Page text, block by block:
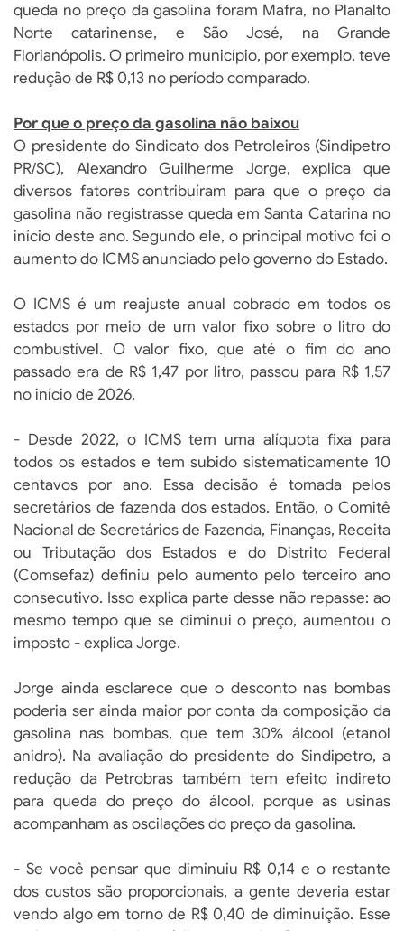
queda no preço da gasolina foram Mafra, no Planalto
Norte catarinense, e São José, na Grande
Florianópolis. O primeiro município, por exemplo, teve
redução de R$ 0,13 no período comparado.
Por que o preço da gasolina não baixou
O presidente do Sindicato dos Petroleiros (Sindipetro
PR/SC), Alexandro Guilherme Jorge, explica que
diversos fatores contribuíram para que o preço da
gasolina não registrasse queda em Santa Catarina no
início deste ano. Segundo ele, o principal motivo foi o
aumento do ICMS anunciado pelo governo do Estado.
O ICMS é um reajuste anual cobrado em todos os
estados por meio de um valor fixo sobre o litro do
combustível. O valor fixo, que até o fim do ano
passado era de R$ 1,47 por litro, passou para R$ 1,57
no início de 2026.
- Desde 2022, o ICMS tem uma alíquota fixa para
todos os estados e tem subido sistematicamente 10
centavos por ano. Essa decisão é tomada pelos
secretários de fazenda dos estados. Então, o Comitê
Nacional de Secretários de Fazenda, Finanças, Receita
ou Tributação dos Estados e do Distrito Federal
(Comsefaz) definiu pelo aumento pelo terceiro ano
consecutivo. Isso explica parte desse não repasse: ao
mesmo tempo que se diminui o preço, aumentou o
imposto - explica Jorge.
Jorge ainda esclarece que o desconto nas bombas
poderia ser ainda maior por conta da composição da
gasolina nas bombas, que tem 30% álcool (etanol
anidro). Na avaliação do presidente do Sindipetro, a
redução da Petrobras também tem efeito indireto
para queda do preço do álcool, porque as usinas
acompanham as oscilações do preço da gasolina.
- Se você pensar que diminuiu R$ 0,14 e o restante
dos custos são proporcionais, a gente deveria estar
vendo algo em torno de R$ 0,40 de diminuição. Esse